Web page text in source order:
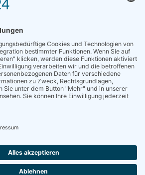
Da war das Dorf
Mann.
Impressum
Login